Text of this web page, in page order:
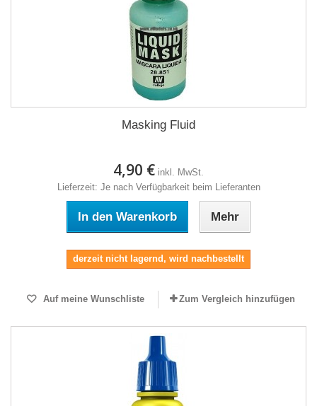
Masking Fluid
4,90 € inkl. MwSt.
Lieferzeit: Je nach Verfügbarkeit beim Lieferanten
In den Warenkorb Mehr
derzeit nicht lagernd, wird nachbestellt
Auf meine Wunschliste Zum Vergleich hinzufügen